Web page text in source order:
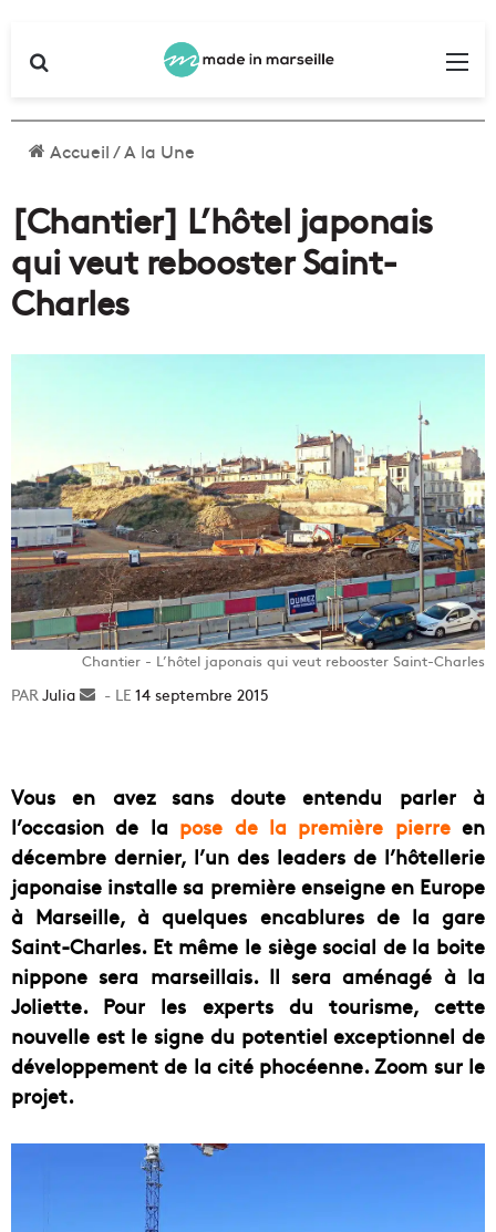
Accueil/A la Une
[Chantier] L’hôtel japonais
qui veut rebooster Saint-
Charles
Chantier - L’hôtel japonais qui veut rebooster Saint-Charles
Julia
Envoyer14 septembre 2015
Vous en avez sans doute entendu parler à
l’occasion de la pose de la première pierreen
décembre dernier, l’un des leaders de l’hôtellerie
japonaise installe sa première enseigne en Europe
à Marseille, à quelques encablures de la gare
Saint-Charles. Et même le siège social de la boite
nippone sera marseillais. Il sera aménagé à la
Joliette. Pour les experts du tourisme, cette
nouvelle est le signe du potentiel exceptionnel de
développement de la cité phocéenne. Zoom sur le
projet.